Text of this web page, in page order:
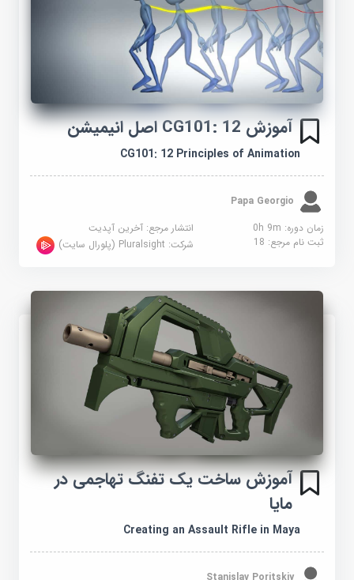
آموزش CG101: 12 اصل انیمیشن
CG101: 12 Principles of Animation
Papa Georgio
زمان دوره: 0h 9m
انتشار مرجع:آخرین آپدیت
ثبت نام مرجع:18 شرکت:Pluralsight (پلورال سایت)
آموزش ساخت یک تفنگ تهاجمی در
مایا
Creating an Assault Rifle in Maya